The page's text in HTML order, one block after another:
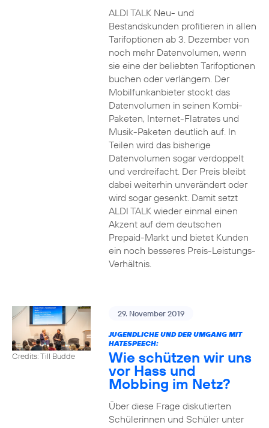
ALDI TALK Neu- und
Bestandskunden profitieren in allen
Tarifoptionen ab 3. Dezember von
noch mehr Datenvolumen, wenn
sie eine der beliebten Tarifoptionen
buchen oder verlängern. Der
Mobilfunkanbieter stockt das
Datenvolumen in seinen Kombi-
Paketen, Internet-Flatrates und
Musik-Paketen deutlich auf. In
Teilen wird das bisherige
Datenvolumen sogar verdoppelt
und verdreifacht. Der Preis bleibt
dabei weiterhin unverändert oder
wird sogar gesenkt. Damit setzt
ALDI TALK wieder einmal einen
Akzent auf dem deutschen
Prepaid-Markt und bietet Kunden
ein noch besseres Preis-Leistungs-
Verhältnis.
Credits: Till Budde
29. November 2019
JUGENDLICHE UND DER UMGANG MIT
HATESPEECH:
Wie schützen wir uns
vor Hass und
Mobbing im Netz?
Über diese Frage diskutierten
Schülerinnen und Schüler unter